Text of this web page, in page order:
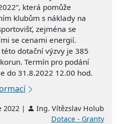
která pomůže
klubům s náklady na
zejména se
se cenami energií.
dotační výzvy je 385
Termín pro podání
do 31.8.2022 12.00 hod.
2022 |
Ing. Vítězslav Holub
Dotace - Granty